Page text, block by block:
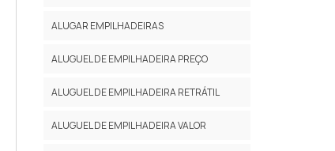
ALUGAR EMPILHADEIRAS
ALUGUEL DE EMPILHADEIRA PREÇO
ALUGUEL DE EMPILHADEIRA RETRÁTIL
ALUGUEL DE EMPILHADEIRA VALOR